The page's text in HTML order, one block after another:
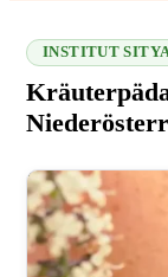
INSTITUT
216.73.216.185